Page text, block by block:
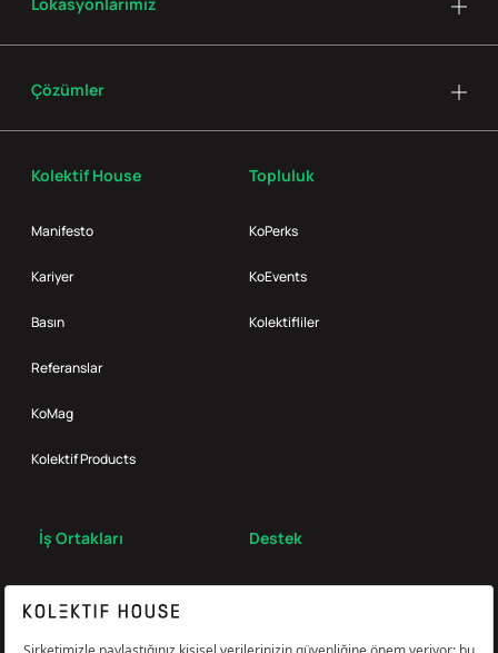
Kolektif House
Manifesto
Kariyer
Basın
Referanslar
KoMag
Kolektif Products
Topluluk
KoPerks
KoEvents
Kolektifliler
İş Ortakları Destek
Çözümler